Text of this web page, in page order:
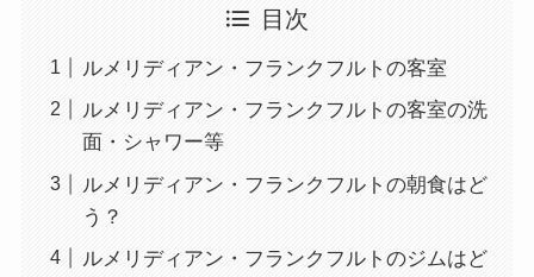
目次
ルメリディアン・フランクフルトの客室
ルメリディアン・フランクフルトの客室の洗
面・シャワー等
ルメリディアン・フランクフルトの朝食はど
う？
ルメリディアン・フランクフルトのジムはど